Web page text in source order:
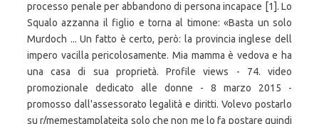
processo penale per abbandono di persona incapace [1]. Lo
Squalo azzanna il figlio e torna al timone: «Basta un solo
Murdoch ... Un fatto è certo, però: la provincia inglese dell
impero vacilla pericolosamente. Mia mamma è vedova e ha
una casa di sua proprietà. Profile views - 74. video
promozionale dedicato alle donne - 8 marzo 2015 -
promosso dall'assessorato legalità e diritti. Volevo postarlo
su r/memestamplateita solo che non me lo fa postare quindi